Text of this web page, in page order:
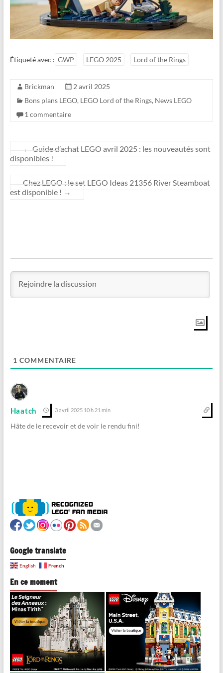
Étiqueté avec : GWP LEGO 2025 Lord of the Rings
Brickman
2 avril 2025
Bons plans LEGO, LEGO Lord of the Rings, News LEGO
1 commentaire
←
Guide d’achat LEGO avril 2025 : les nouveautés sont
disponibles !
Chez LEGO : le set LEGO Ideas 21356 River Steamboat
est disponible ! →
1 COMMENTAIRE
Haatch 3 avril 2025 10 h 21 min
Hâte de le recevoir et de voir le rendu fini!
Google translate
English French
En ce moment